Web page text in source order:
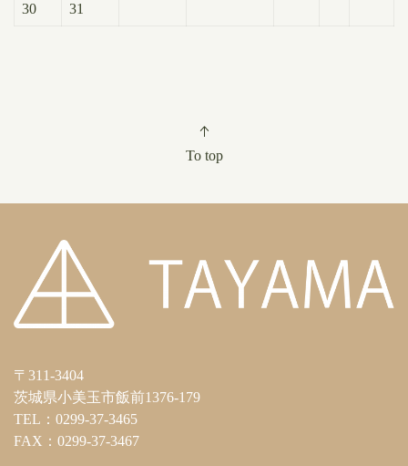
30 31
To top
〒311-3404
茨城県小美玉市飯前1376-179
TEL：0299-37-3465
FAX：0299-37-3467